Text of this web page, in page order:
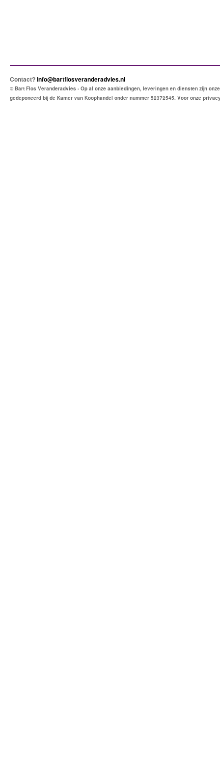
Contact?info@bartflosveranderadvies.nl
© Bart Flos Veranderadvies - Op al onze aanbiedingen, leveringen en diensten zijn
gedeponeerd bij de Kamer van Koophandel onder nummer 52372545. Voor onze